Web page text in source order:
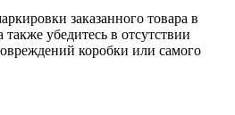
заказанного товара в
убедитесь в отсутствии
коробки или самого